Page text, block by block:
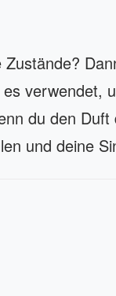
verwendet,
du den
und deine